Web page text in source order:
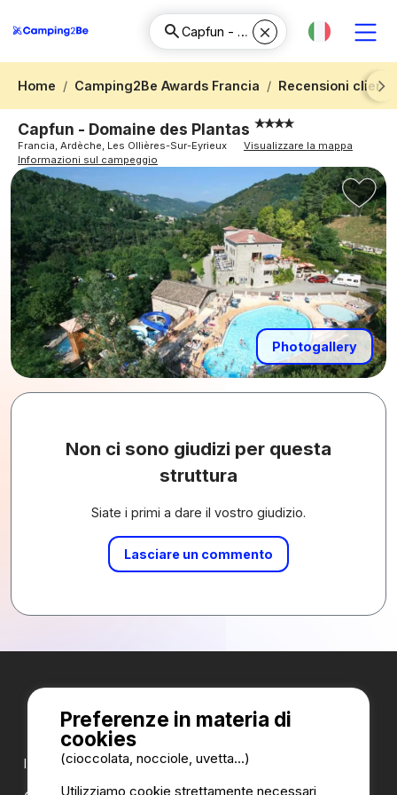
Home Camping2Be Awards Francia
Recensioni
Next
Capfun - Domaine des Plantas
Francia, Ardèche, Les Ollières-Sur-Eyrieux
Visualizzare la mappa
Informazioni sul campeggio
Photogallery
Non ci sono giudizi per questa
struttura
Siate i primi a dare il vostro giudizio.
Lasciare un commento
I nostri partner:
Preferenze in materia di
cookies
(cioccolata, nocciole, uvetta...)
Utilizziamo cookie strettamente necessari